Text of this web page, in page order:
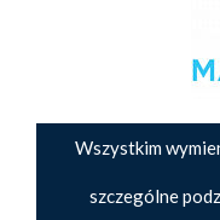
Wszystkim
szczególne